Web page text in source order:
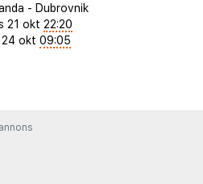
- Dubrovnik
21 okt 22:20
24 okt 09:05
annons